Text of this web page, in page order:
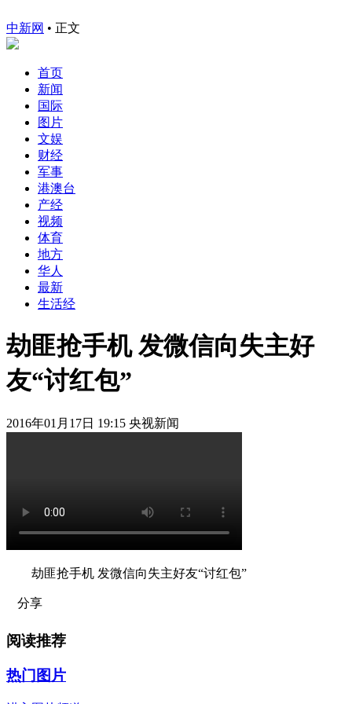
中新网 • 正文
首页
新闻
国际
图片
文娱
财经
军事
港澳台
产经
视频
体育
地方
华人
最新
生活经
劫匪抢手机 发微信向失主好
友“讨红包”
2016年01月17日 19:15 央视新闻
劫匪抢手机 发微信向失主好友“讨红包”
分享
阅读推荐
热门图片